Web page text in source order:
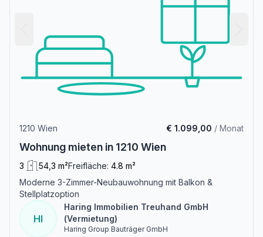
1210 Wien € 1.099,00 / Monat
Wohnung mieten in 1210 Wien
3 54,3 m²Freifläche: 4.8 m²
Moderne 3-Zimmer-Neubauwohnung mit Balkon &
Stellplatzoption
HI
Haring Immobilien Treuhand GmbH
(Vermietung)
Haring Group Bauträger GmbH